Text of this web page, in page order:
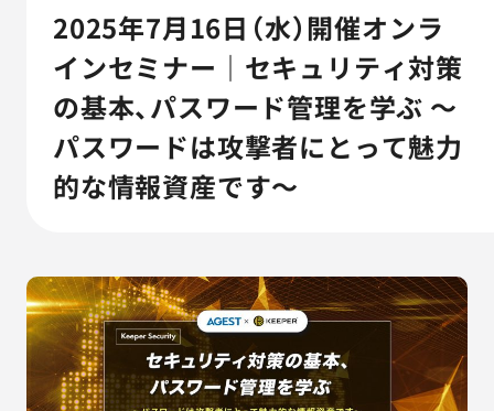
脆弱性リスク管理ツール
TFACT (AIテストツール)
ニュース
AGESTの強み
事例紹介
品質コラム
2025年7月16日（水）開催オンラ
インセミナー｜セキュリティ対策
の基本、パスワード管理を学ぶ ～
パスワードは攻撃者にとって魅力
的な情報資産です～